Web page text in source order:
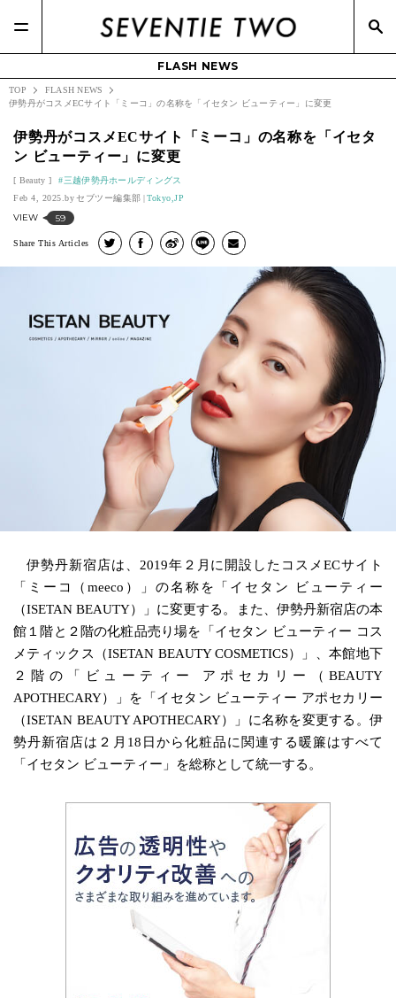
FLASH NEWS
TOP
FLASH NEWS
伊勢丹がコスメECサイト「ミーコ」の名称を「イセタン ビューティー」に変更
伊勢丹がコスメECサイト「ミーコ」の名称を「イセタ
ン ビューティー」に変更
Beauty
三越伊勢丹ホールディングス
Feb 4, 2025.
セブツー編集部 Tokyo,JP
VIEW 59
Share This Articles
伊勢丹新宿店は、2019年２月に開設したコスメECサイト
「ミーコ（meeco）」の名称を「イセタン ビューティー
（ISETAN BEAUTY）」に変更する。また、伊勢丹新宿店の本
館１階と２階の化粧品売り場を「イセタン ビューティー コス
メティックス（ISETAN BEAUTY COSMETICS）」、本館地下
２階の「ビューティー アポセカリー（BEAUTY
APOTHECARY）」を「イセタン ビューティー アポセカリー
（ISETAN BEAUTY APOTHECARY）」に名称を変更する。伊
勢丹新宿店は２月18日から化粧品に関連する暖簾はすべて
「イセタン ビューティー」を総称として統一する。